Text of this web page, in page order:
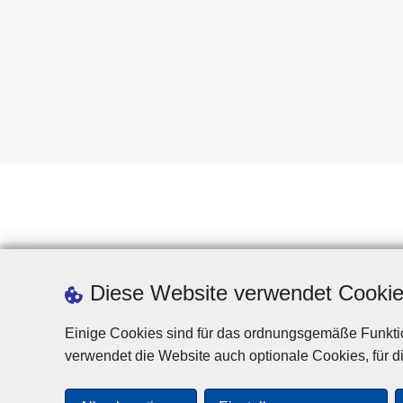
Diese Website verwendet
Einige Cookies sind für das ordnungsgemäße
verwendet die Website auch optionale Cookies, für